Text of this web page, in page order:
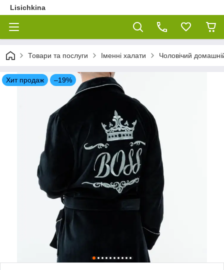
Lisichkina
Товари та послуги Іменні халати Чоловічий
Хит продаж –19%